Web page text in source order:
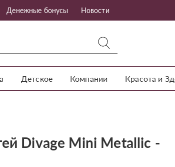
Денежные бонусы Новости
Детское Компании Красота и
Divage Mini Metallic -